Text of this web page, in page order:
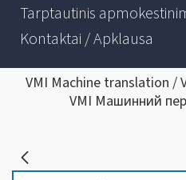
Tarptautinis
Kontaktai / Apklausa
VMI Machine translation
VMI Машинний